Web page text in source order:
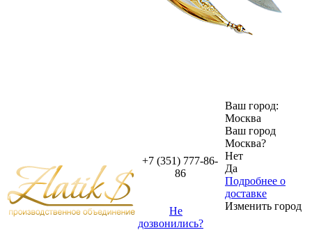
+7 (351) 777-86-
86
Не
дозвонились?
Ваш город:
Москва
Ваш город
Москва?
Нет
Да
Подробнее о
доставке
Изменить город